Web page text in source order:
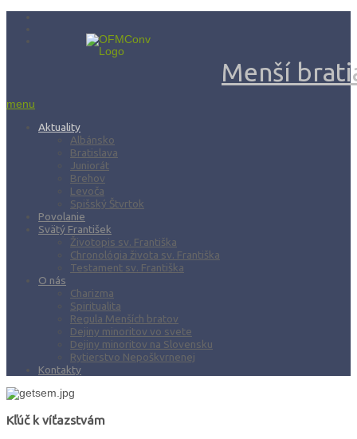
Menší
menu
Aktuality
Albánsko
Bratislava
Juniorát
Brehov
Levoča
Spišský Štvrtok
Povolanie
Svätý František
Životopis sv. Františka
Chronológia života sv. Františka
Testament sv. Františka
O nás
Charizma
Spiritualita
Regula Menších bratov
Dejiny minoritov vo svete
Dejiny minoritov na Slovensku
Rytierstvo Nepoškvrnenej
Kontakty
Kľúč k víťazstvám